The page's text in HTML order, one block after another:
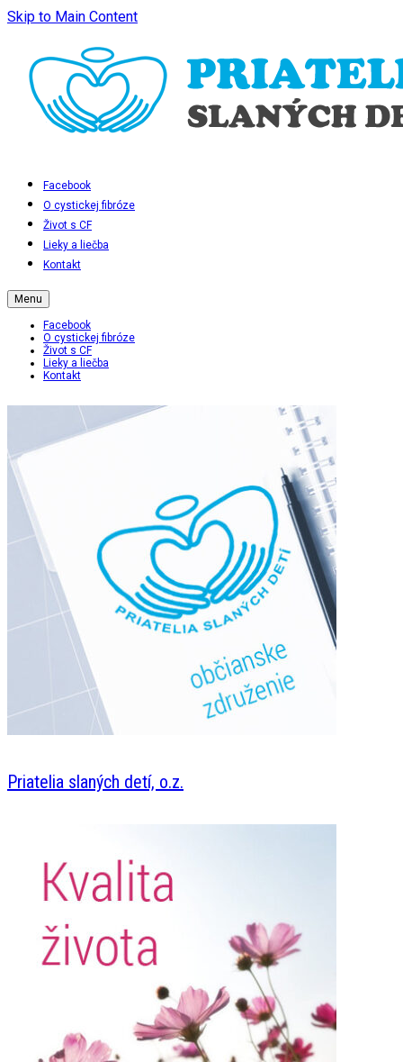
Skip to Main Content
Facebook
O cystickej fibróze
Život s CF
Lieky a liečba
Kontakt
Menu
Facebook
O cystickej fibróze
Život s CF
Lieky a liečba
Kontakt
Priatelia slaných detí, o.z.